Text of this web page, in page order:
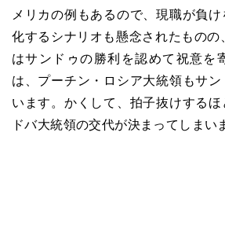
メリカの例もあるので、現職が負
化するシナリオも懸念されたものの
はサンドゥの勝利を認めて祝意を
は、プーチン・ロシア大統領もサ
います。かくして、拍子抜けする
ドバ大統領の交代が決まってしまい